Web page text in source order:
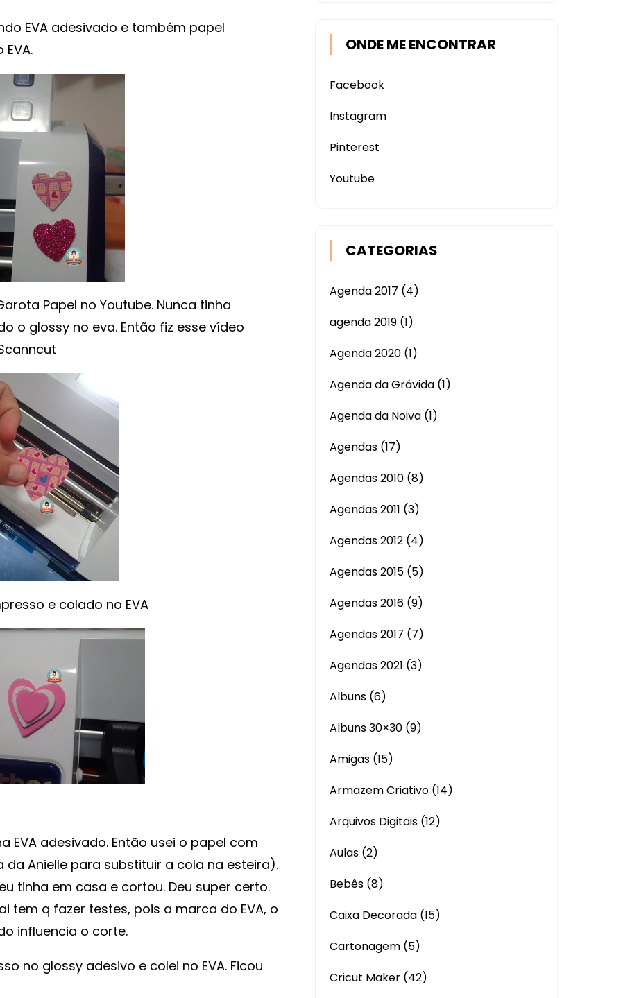
ADESIVADO
EVA adesivado e também papel
Papel no Youtube. Nunca tinha
o glossy no eva. Então fiz esse vídeo
e colado no EVA
EVA adesivado. Então usei o papel com
Anielle para substituir a cola na esteira).
tinha em casa e cortou. Deu super certo.
tem q fazer testes, pois a marca do EVA, o
influencia o corte.
no glossy adesivo e colei no EVA. Ficou
ONDE ME ENCONTRAR
Facebook
Instagram
Pinterest
Youtube
CATEGORIAS
Agenda 2017 (4)
agenda 2019 (1)
Agenda 2020 (1)
Agenda da Grávida (1)
Agenda da Noiva (1)
Agendas (17)
Agendas 2010 (8)
Agendas 2011 (3)
Agendas 2012 (4)
Agendas 2015 (5)
Agendas 2016 (9)
Agendas 2017 (7)
Agendas 2021 (3)
Albuns (6)
Albuns 30×30 (9)
Amigas (15)
Armazem Criativo (14)
Arquivos Digitais (12)
Aulas (2)
Bebês (8)
Caixa Decorada (15)
Cartonagem (5)
Cricut Maker (42)